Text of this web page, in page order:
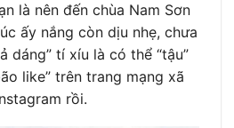
là nên đến chùa Nam Sơn
ấy nắng còn dịu nhẹ, chưa
dáng” tí xíu là có thể “tậu”
like” trên trang mạng xã
rồi.